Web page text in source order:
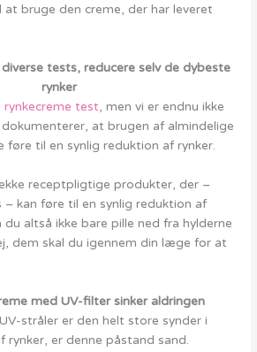
bruge den creme, der har leveret
tests, reducere selv de dybeste
rynker
rynkecreme test, men vi er endnu ikke
at brugen af almindelige
føre til en synlig reduktion af rynker.
receptpligtige produkter, der –
kan føre til en synlig reduktion af
du altså ikke bare pille ned fra hylderne
dem skal du igennem din læge for at
med UV-filter sinker aldringen
stråler er den helt store synder i
rynker, er denne påstand sand.